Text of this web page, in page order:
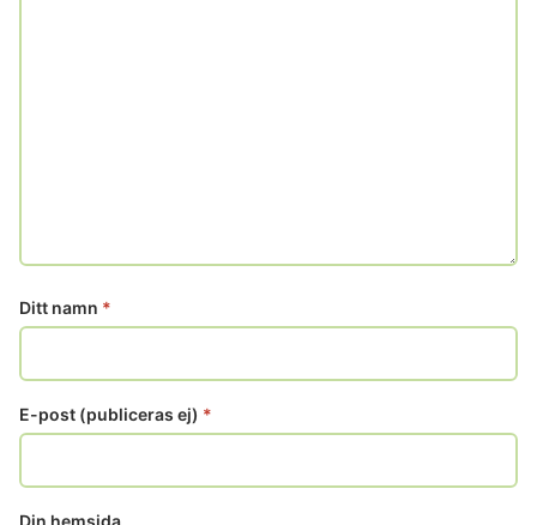
Ditt namn *
E-post (publiceras ej) *
Din hemsida